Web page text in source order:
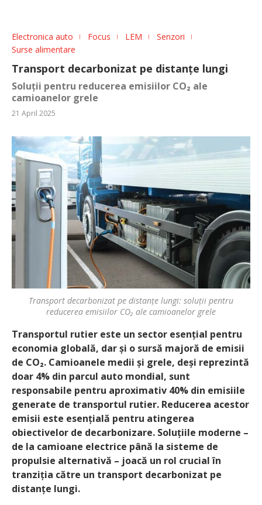
Electronica auto Focus LEM
Senzori
Surse alimentare
Transport decarbonizat pe distanțe lungi
Soluții pentru reducerea emisiilor CO₂ ale
camioanelor grele
21 April 2025
Transport decarbonizat pe distanțe lungi: soluții pentru
reducerea emisiilor CO₂ ale camioanelor grele
Transportul rutier este un sector esențial pentru
economia globală, dar și o sursă majoră de emisii
de CO₂. Camioanele medii și grele, deși reprezintă
doar 4% din parcul auto mondial, sunt
responsabile pentru aproximativ 40% din emisiile
generate de transportul rutier. Reducerea acestor
emisii este esențială pentru atingerea
obiectivelor de decarbonizare. Soluțiile moderne –
de la camioane electrice până la sisteme de
propulsie alternativă – joacă un rol crucial în
tranziția către un transport decarbonizat pe
distanțe lungi.